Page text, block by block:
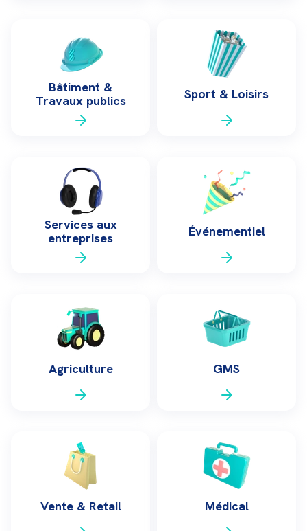
Bâtiment &
Travaux publics
Sport & Loisirs
Services aux
entreprises
Événementiel
Agriculture GMS
Vente & Retail Médical